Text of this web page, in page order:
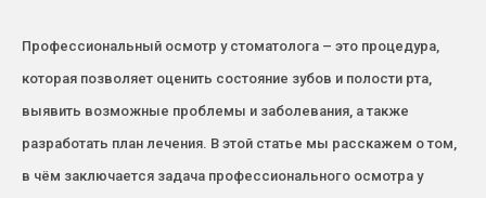
Профессиональный осмотр у стоматолога – это процедура,
которая позволяет оценить состояние зубов и полости рта,
выявить возможные проблемы и заболевания, а также
разработать план лечения. В этой статье мы расскажем о том,
в чём заключается задача профессионального осмотра у